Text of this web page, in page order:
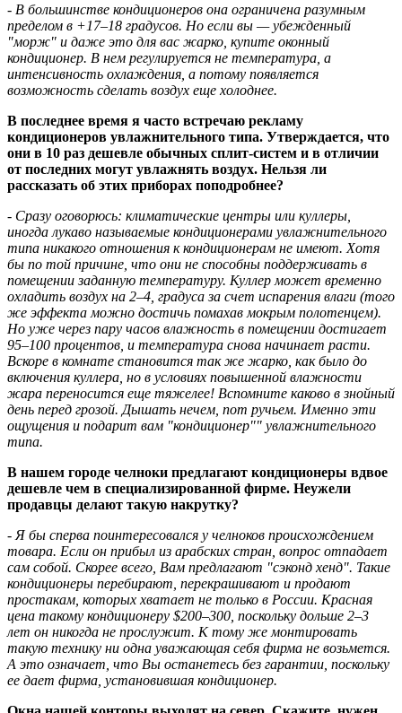
- В большинстве кондиционеров она ограничена разумным
пределом в +17–18 градусов. Но если вы — убежденный
"морж" и даже это для вас жарко, купите оконный
кондиционер. В нем регулируется не температура, а
интенсивность охлаждения, а потому появляется
возможность сделать воздух еще холоднее.
В последнее время я часто встречаю рекламу
кондиционеров увлажнительного типа. Утверждается, что
они в 10 раз дешевле обычных сплит-систем и в отличии
от последних могут увлажнять воздух. Нельзя ли
рассказать об этих приборах поподробнее?
- Сразу оговорюсь: климатические центры или куллеры,
иногда лукаво называемые кондиционерами увлажнительного
типа никакого отношения к кондиционерам не имеют. Хотя
бы по той причине, что они не способны поддерживать в
помещении заданную температуру. Куллер может временно
охладить воздух на 2–4, градуса за счет испарения влаги (того
же эффекта можно достичь помахав мокрым полотенцем).
Но уже через пару часов влажность в помещении достигает
95–100 процентов, и температура снова начинает расти.
Вскоре в комнате становится так же жарко, как было до
включения куллера, но в условиях повышенной влажности
жара переносится еще тяжелее! Вспомните каково в знойный
день перед грозой. Дышать нечем, пот ручьем. Именно эти
ощущения и подарит вам "кондиционер"" увлажнительного
типа.
В нашем городе челноки предлагают кондиционеры вдвое
дешевле чем в специализированной фирме. Неужели
продавцы делают такую накрутку?
- Я бы сперва поинтересовался у челноков происхождением
товара. Если он прибыл из арабских стран, вопрос отпадает
сам собой. Скорее всего, Вам предлагают "сэконд хенд". Такие
кондиционеры перебирают, перекрашивают и продают
простакам, которых хватает не только в России. Красная
цена такому кондиционеру $200–300, поскольку дольше 2–3
лет он никогда не прослужит. К тому же монтировать
такую технику ни одна уважающая себя фирма не возьмется.
А это означает, что Вы останетесь без гарантии, поскольку
ее дает фирма, установившая кондиционер.